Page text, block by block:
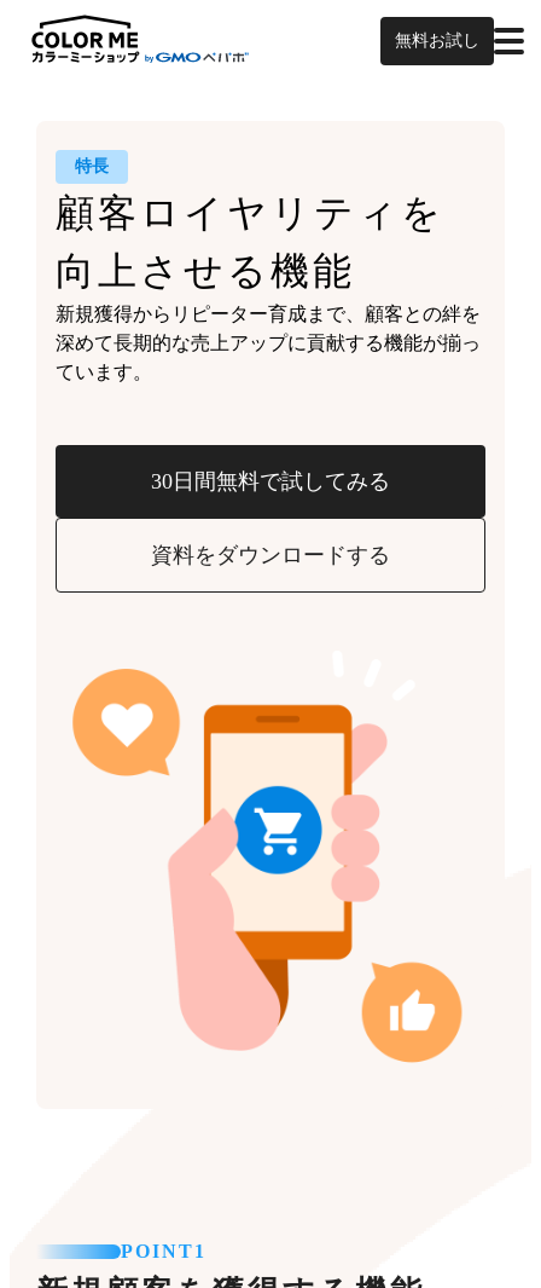
無料お試し
特長
顧客ロイヤリティを
向上させる機能
新規獲得からリピーター育成まで、 顧客との絆を
深めて長期的な売上アップに貢献する機能が揃っ
ています。
30日間無料で試してみる
資料をダウンロードする
POINT1